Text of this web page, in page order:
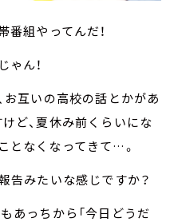
番組やってんだ！
ゃん！
お互いの高校の話とかがあ
ど、夏休み前くらいにな
となくなってきて…。
告みたいな感じですか？
あっちから「今日どうだ